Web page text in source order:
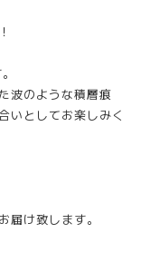
波のような積層痕
いとしてお楽しみく
け致します。